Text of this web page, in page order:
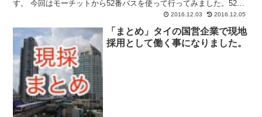
す。 今回はモーチットから52番バスを使って行ってみました。52番
2016.12.03 2016.12.05
「まとめ」タイの国営企業で現地
採用として働く事になりました。